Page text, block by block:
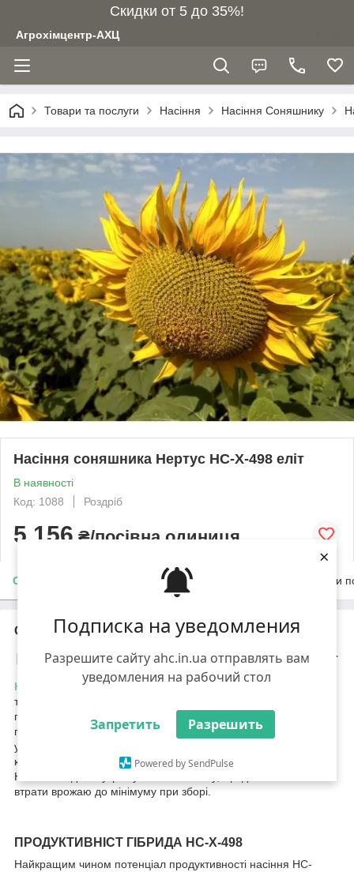
Подписка на уведомления
Разрешите сайту ahc.in.ua отправлять вам
уведомления на рабочий стол
Запретить Разрешить
Powered by SendPulse
×
Скидки от 5 до 35%!
Агрохімцентр-АХЦ
Товари та послуги Насіння Насіння Соняшнику
Насіння соняшника Нертус НС-Х-498 еліт
В наявності
Код: 1088
Роздріб
5 156 ₴/посівна одиниця
Опис Доставка Умови
Опис
Насіння соняшникаНертус НС-Х-498 еліт
Насіння соняшника НС-Х-498
стійке до гербіцидів на основі
трибенурон-метилу, що дозволяє легко контролювати чистоту
посівів від дводольних бур'янів. Один з найбільш стійких
гібридів до основних захворювань соняшника і стресових
умов. За рахунок середньої висоти рослини та потужної
кореневої системи, НС-Х-498 вкрай стійкий до вилягання.
Насіння надійно утримуються в кошику, що дозволяє знизити
втрати врожаю до мінімуму при зборі.
ПРОДУКТИВНІСТ ГІБРИДА НС-Х-498
Найкращим чином потенціал продуктивності насіння НС-